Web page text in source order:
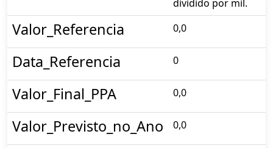
dividido por mil.
Valor_Referencia 0,0
Data_Referencia 0
Valor_Final_PPA 0,0
Valor_Previsto_no_Ano 0,0